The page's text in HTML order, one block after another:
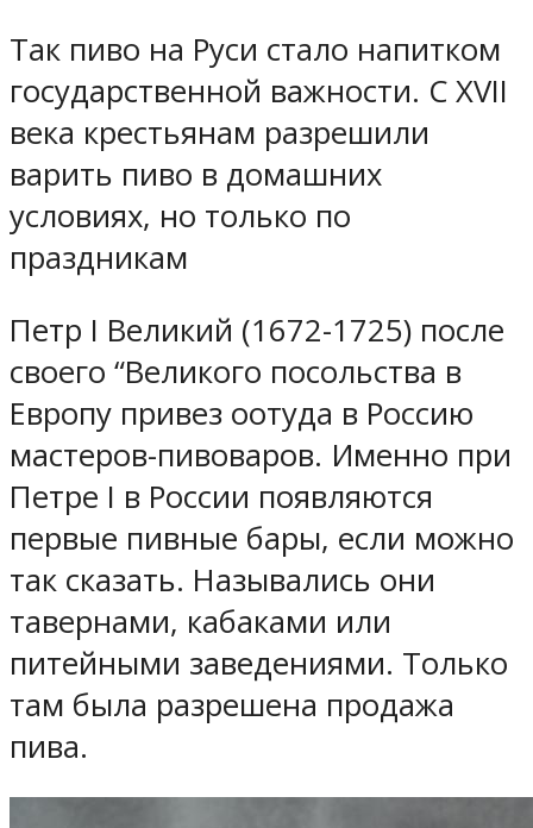
Так пиво на Руси стало напитком
государственной важности. С XVII
века крестьянам разрешили
варить пиво в домашних
условиях, но только по
праздникам
Петр I Великий (1672-1725) после
своего “Великого посольства в
Европу привез оотуда в Россию
мастеров-пивоваров. Именно при
Петре I в России появляются
первые пивные бары, если можно
так сказать. Назывались они
тавернами, кабаками или
питейными заведениями. Только
там была разрешена продажа
пива.